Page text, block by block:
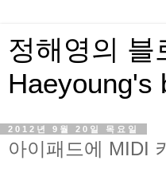
정해영의 블
Haeyoung's
2012년 9월 20일 목요일
아이패드에 MIDI